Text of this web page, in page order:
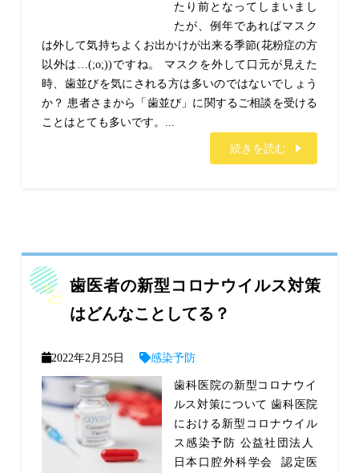
たり前となってしまいまし
たが、例年であればマスク
は外して気持ちよくお出かけが出来る季節(花粉症の方
以外は…(;o;))ですね。 マスクを外して口元が見えた
時、歯並びを気にされる方は多いのではないでしょう
か？ 患者さまから「歯並び」に関するご相談を受ける
ことはとても多いです。...
続きを読む
歯医者の新型コロナウイルス対策
はどんなことしてる？
2022年2月25日 感染予防
歯科医院の新型コロナウイ
ルス対策について 歯科医院
における新型コロナウイル
ス感染予防 公益社団法人
日本口腔外科学会 認定医